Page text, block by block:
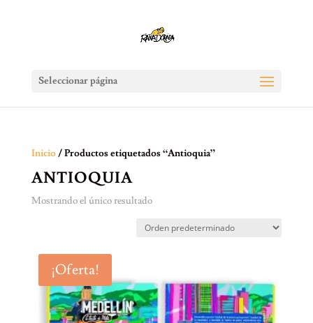
Seleccionar página
Inicio/ Productos etiquetados “Antioquia”
ANTIOQUIA
Mostrando el único resultado
¡Oferta!